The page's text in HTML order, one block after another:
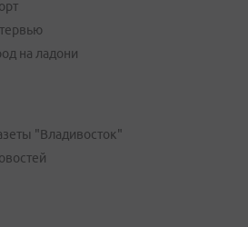
на ладони
"Владивосток"